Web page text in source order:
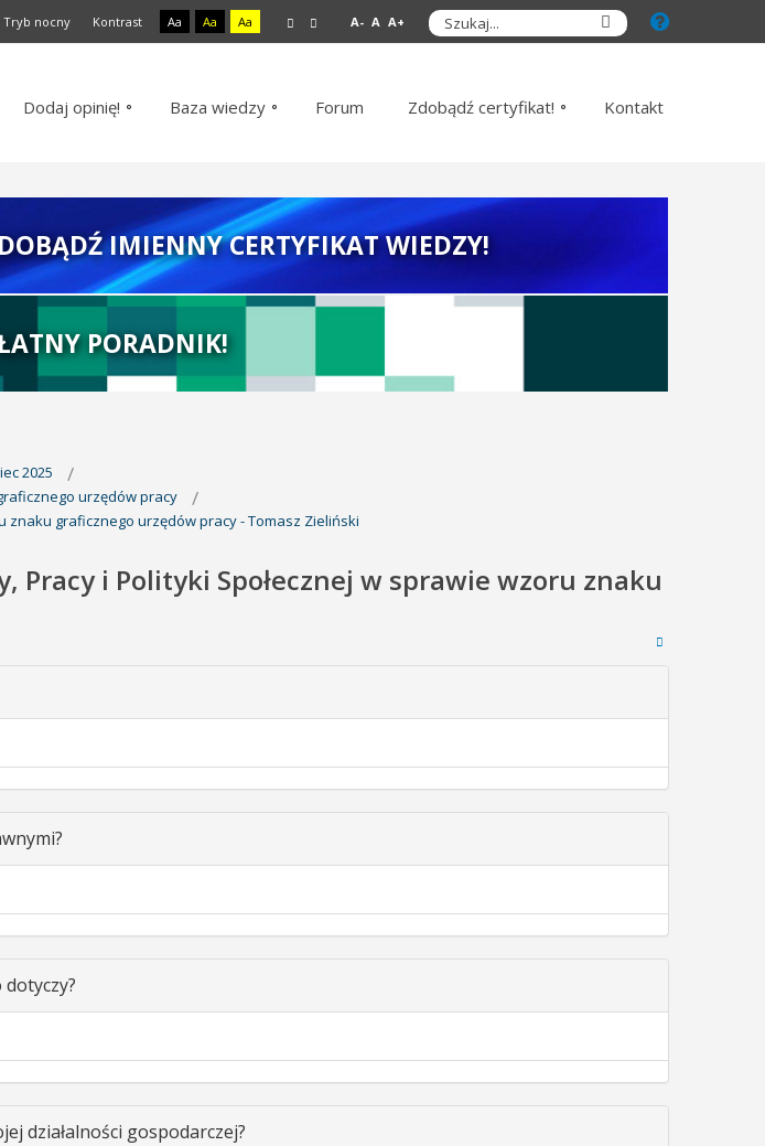
Tryb nocny Kontrast Aa Aa Aa A- A A+
Dodaj opinię! Baza wiedzy Forum Zdobądź certyfikat! Kontakt
IMIENNY CERTYFIKAT WIEDZY!
PORADNIK!
2025
urzędów pracy
znaku graficznego urzędów pracy - Tomasz Zieliński
i Polityki Społecznej w sprawie wzoru znaku
działalności gospodarczej?